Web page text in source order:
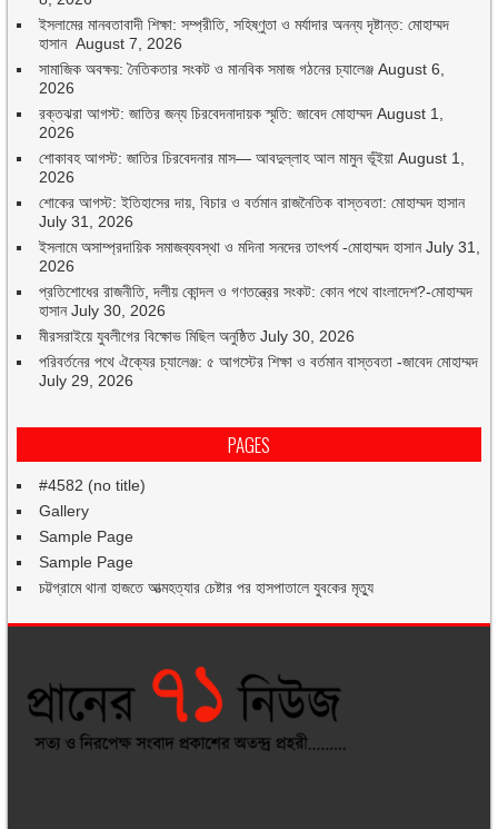
ইসলামের মানবতাবাদী শিক্ষা: সম্প্রীতি, সহিষ্ণুতা ও মর্যাদার অনন্য দৃষ্টান্ত: মোহাম্মদ
হাসান August 7, 2026
সামাজিক অবক্ষয়: নৈতিকতার সংকট ও মানবিক সমাজ গঠনের চ্যালেঞ্জ August 6,
2026
রক্তঝরা আগস্ট: জাতির জন্য চিরবেদনাদায়ক স্মৃতি: জাবেদ মোহাম্মদ August 1,
2026
শোকাবহ আগস্ট: জাতির চিরবেদনার মাস— আবদুল্লাহ আল মামুন ভূঁইয়া August 1,
2026
শোকের আগস্ট: ইতিহাসের দায়, বিচার ও বর্তমান রাজনৈতিক বাস্তবতা: মোহাম্মদ হাসান
July 31, 2026
ইসলামে অসাম্প্রদায়িক সমাজব্যবস্থা ও মদিনা সনদের তাৎপর্য -মোহাম্মদ হাসান July 31,
2026
প্রতিশোধের রাজনীতি, দলীয় কোন্দল ও গণতন্ত্রের সংকট: কোন পথে বাংলাদেশ?-মোহাম্মদ
হাসান July 30, 2026
মীরসরাইয়ে যুবলীগের বিক্ষোভ মিছিল অনুষ্ঠিত July 30, 2026
পরিবর্তনের পথে ঐক্যের চ্যালেঞ্জ: ৫ আগস্টের শিক্ষা ও বর্তমান বাস্তবতা -জাবেদ মোহাম্মদ
July 29, 2026
PAGES
#4582 (no title)
Gallery
Sample Page
Sample Page
চট্টগ্রামে থানা হাজতে আত্মহত্যার চেষ্টার পর হাসপাতালে যুবকের মৃত্যু